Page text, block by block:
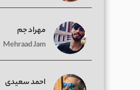
مهراد جم
Mehraad Jam
احمد سعیدی